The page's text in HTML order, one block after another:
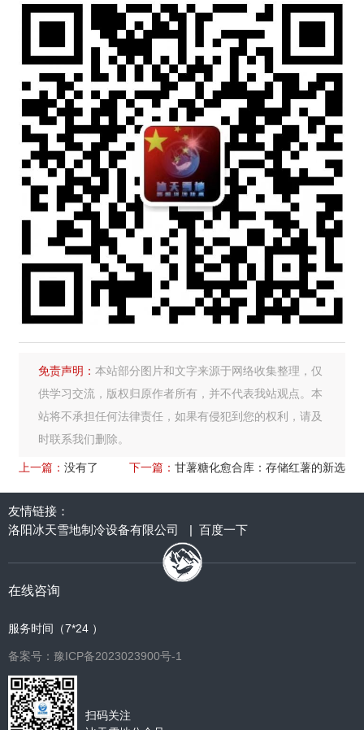
免责声明：本站部分图片和文字来源于网络收集整理，仅
供学习交流，版权归原作者所有，并不代表我站观点。本
站将不承担任何法律责任，如果有侵犯到您的权利，请及
时联系我们删除。
上一篇：没有了 下一篇： 甘薯糖化愈合库：存储红薯的新选
友情链接：
洛阳冰天雪地制冷设备有限公司
| 百度一下
在线咨询
服务时间（7*24 ）
备案号：豫ICP备2023023900号-1
扫码关注